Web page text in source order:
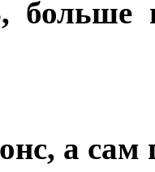
больше
а сам